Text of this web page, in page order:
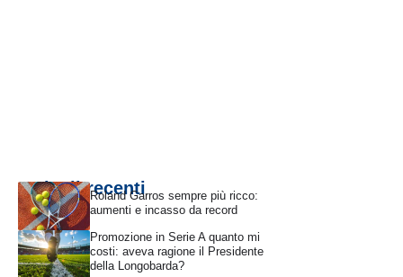
Articoli recentiRoland Garros sempre più ricco:
aumenti e incasso da record
Promozione in Serie A quanto mi
costi: aveva ragione il Presidente
della Longobarda?